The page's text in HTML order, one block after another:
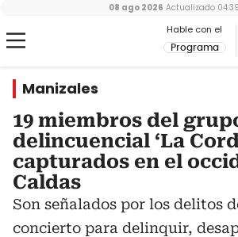
Hable con el
Programa
08 ago 2026 Actualizado 04:39
Manizales
19 miembros del
delincuencial ‘La
capturados en el
Caldas
Son señalados por los delitos
concierto para delinquir,